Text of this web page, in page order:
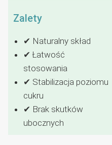
Zalety
✔ Naturalny skład
✔ Łatwość
stosowania
✔ Stabilizacja poziomu
cukru
✔ Brak skutków
ubocznych